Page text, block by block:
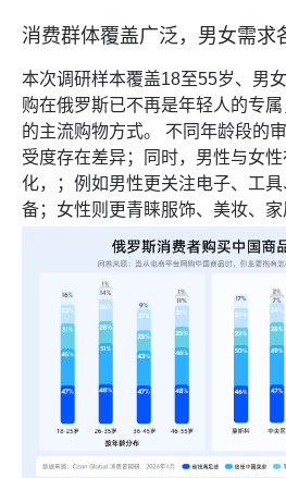
消费群体覆盖广泛，男女需求
本次调研样本覆盖18至55岁、男
购在俄罗斯已不再是年轻人的专
的主流购物方式。 不同年龄段的
受度存在差异；同时，男性与女
化，；例如男性更关注电子、工
备；女性则更青睐服饰、美妆、家